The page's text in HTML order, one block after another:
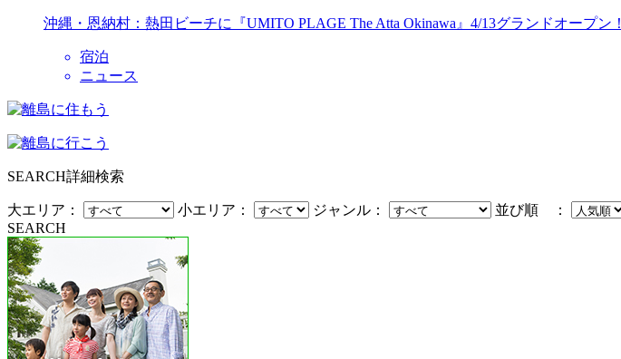
沖縄・恩納村：熱田ビーチに『UMITO PLAGE The Atta Okinawa』4/13グランドオープン！
宿泊
ニュース
SEARCH詳細検索
大エリア： 小エリア： ジャンル：
並び順 ：
SEARCH